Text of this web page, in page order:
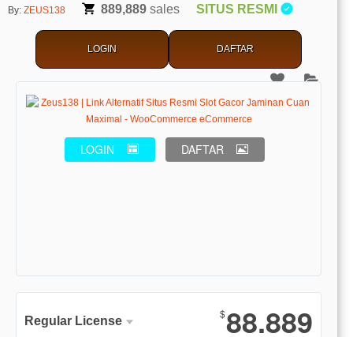
By: ZEUS138 889,889 sales SITUS RESMI
LOGIN DAFTAR
LOGIN DAFTAR
Show More
Regular License
$88.889